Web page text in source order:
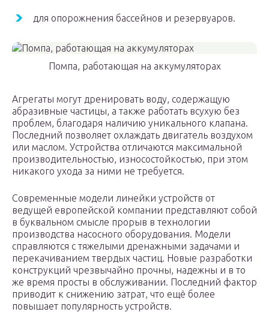
для опорожнения бассейнов и резервуаров.
Помпа, работающая на аккумуляторах
Агрегаты могут дренировать воду, содержащую
абразивные частицы, а также работать всухую без
проблем, благодаря наличию уникального клапана.
Последний позволяет охлаждать двигатель воздухом
или маслом. Устройства отличаются максимальной
производительностью, износостойкостью, при этом
никакого ухода за ними не требуется.
Современные модели линейки устройств от
ведущей европейской компании представляют собой
в буквальном смысле прорыв в технологии
производства насосного оборудования. Модели
справляются с тяжелыми дренажными задачами и
перекачиванием твердых частиц. Новые разработки
конструкций чрезвычайно прочны, надежны и в то
же время просты в обслуживании. Последний фактор
приводит к снижению затрат, что ещё более
повышает популярность устройств.